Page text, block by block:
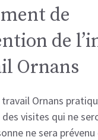
de
de
Ornans
travail Ornans
des visites qui ne
ne sera